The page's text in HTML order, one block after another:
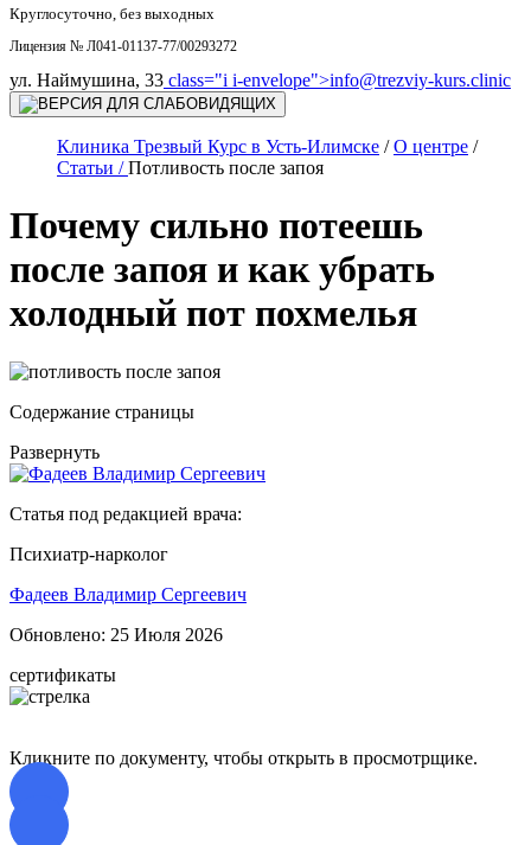
Круглосуточно, без выходных
Лицензия № Л041-01137-77/00293272
ул. Наймушина, 33 class="i i-envelope">info@trezviy-kurs.clinic
Клиника Трезвый Курс в Усть-Илимске /О центре /
Статьи /Потливость после запоя
Почему сильно потеешь
после запоя и как убрать
холодный пот похмелья
Содержание страницы
Развернуть
Статья под редакцией врача:
Психиатр-нарколог
Фадеев Владимир Сергеевич
Обновлено: 25 Июля 2026
сертификаты
Кликните по документу, чтобы открыть в просмотрщике.